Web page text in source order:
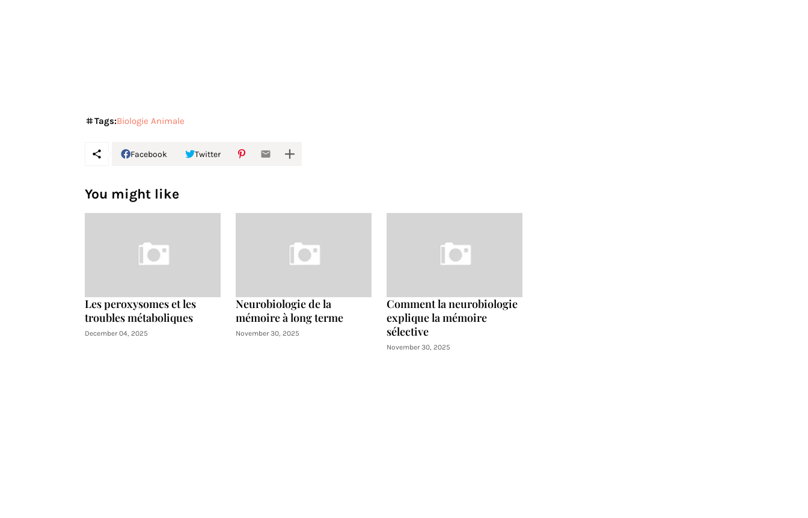
Tags:Biologie Animale
Facebook Twitter
You might like
Les peroxysomes et les
troubles métaboliques
December 04, 2025
Neurobiologie de la
mémoire à long terme
November 30, 2025
Comment la neurobiologie
explique la mémoire
sélective
November 30, 2025